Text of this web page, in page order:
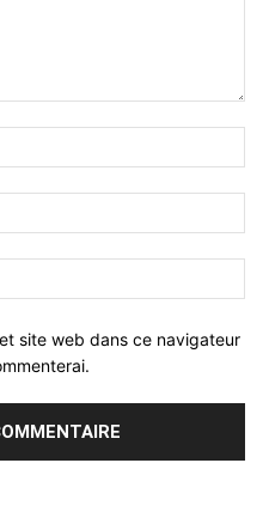
site web dans ce navigateur